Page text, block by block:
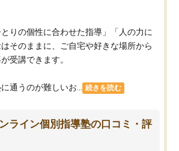
りの個性に合わせた指導」「人の力に
そのままに、ご自宅や好きな場所から
受講できます。
通うのが難しいお... 続きを読む
ライン個別指導塾の口コミ・評